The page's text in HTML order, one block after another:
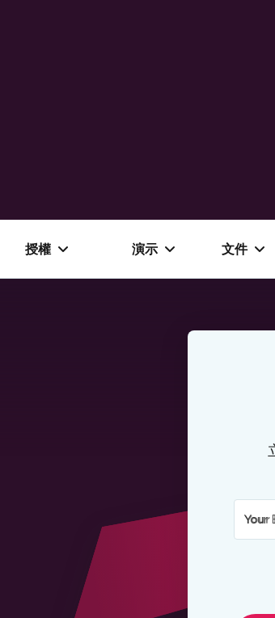
授權 演示 文件
Your